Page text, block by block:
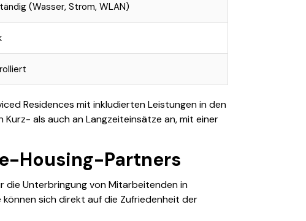
(Wasser, Strom, WLAN)
Residences mit inkludierten Leistungen in den
als auch an Langzeiteinsätze an, mit einer
Housing-Partners
Unterbringung von Mitarbeitenden in
sich direkt auf die Zufriedenheit der